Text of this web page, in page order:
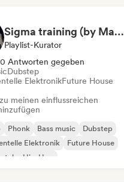
Sigma training (by Mastery Gallery)
Playlist-Kurator
Antworten gegeben
Dubstep
ElektronikFuture House
meinen einflussreichen
Phonk Bass music
Dubstep
Elektronik
Future House
Hip-Hop